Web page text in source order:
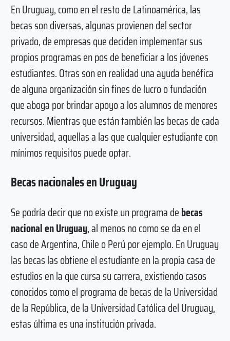
En Uruguay, como en el resto de Latinoamérica, las
becas son diversas, algunas provienen del sector
privado, de empresas que deciden implementar sus
propios programas en pos de beneficiar a los jóvenes
estudiantes. Otras son en realidad una ayuda benéfica
de alguna organización sin fines de lucro o fundación
que aboga por brindar apoyo a los alumnos de menores
recursos. Mientras que están también las becas de cada
universidad, aquellas a las que cualquier estudiante con
mínimos requisitos puede optar.
Becas nacionales en Uruguay
Se podría decir que no existe un programa debecas
nacional en Uruguay, al menos no como se da en el
caso de Argentina, Chile o Perú por ejemplo. En Uruguay
las becas las obtiene el estudiante en la propia casa de
estudios en la que cursa su carrera, existiendo casos
conocidos como el programa de becas de la Universidad
de la República, de la Universidad Católica del Uruguay,
estas última es una institución privada.